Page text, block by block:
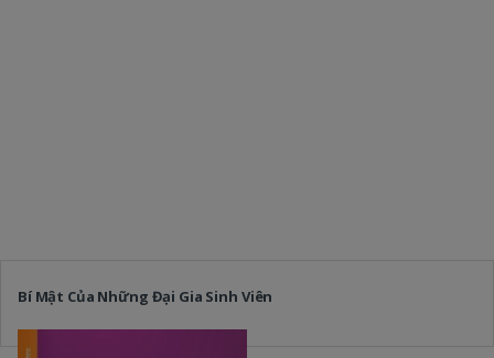
Bí Mật Của Những Đại Gia Sinh Viên